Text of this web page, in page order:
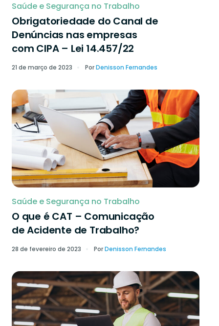
Saúde e Segurança no Trabalho
Obrigatoriedade do Canal de
Denúncias nas empresas
com CIPA – Lei 14.457/22
21 de março de 2023 PorDenisson Fernandes
Saúde e Segurança no Trabalho
O que é CAT – Comunicação
de Acidente de Trabalho?
28 de fevereiro de 2023 PorDenisson Fernandes